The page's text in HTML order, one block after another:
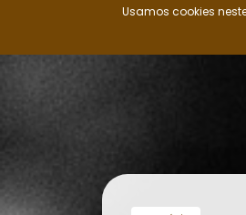
Usamos cookies